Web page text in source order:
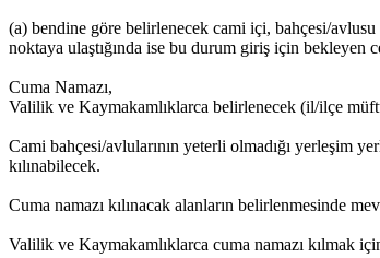
(a) bendine göre belirlenecek cami içi, bahçesi/avlusu
noktaya ulaştığında ise bu durum giriş için bekleyen
Cuma Namazı,
Valilik ve Kaymakamlıklarca belirlenecek (il/ilçe
Cami bahçesi/avlularının yeterli olmadığı yerleşim
kılınabilecek.
Cuma namazı kılınacak alanların belirlenmesinde
Valilik ve Kaymakamlıklarca cuma namazı kılmak